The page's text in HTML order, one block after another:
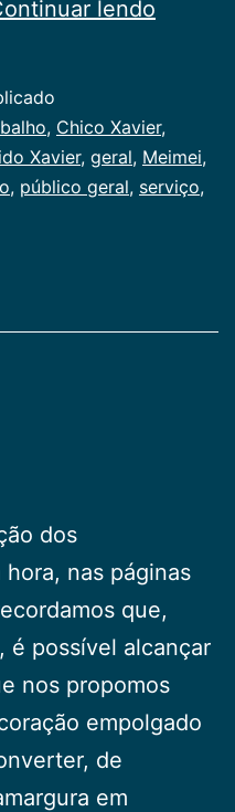
lendo
, Chico Xavier,
Xavier, geral, Meimei,
, público geral, serviço,
dos
nas páginas
que,
é possível alcançar
nos propomos
empolgado
de
em